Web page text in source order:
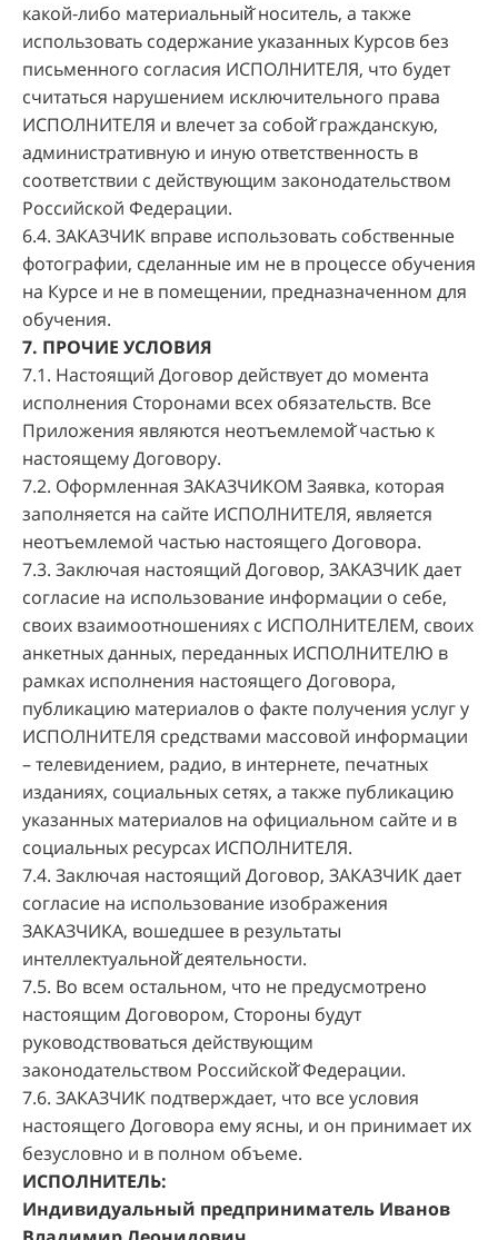
какой-либо материальный̆ носитель, а также
использовать содержание указанных Курсов без
письменного согласия ИСПОЛНИТЕЛЯ, что будет
считаться нарушением исключительного права
ИСПОЛНИТЕЛЯ и влечет за собой̆ гражданскую,
административную и иную ответственность в
соответствии с действующим законодательством
Российской Федерации.
6.4. ЗАКАЗЧИК вправе использовать собственные
фотографии, сделанные им не в процессе обучения
на Курсе и не в помещении, предназначенном для
обучения.
7. ПРОЧИЕ УСЛОВИЯ
7.1. Настоящий Договор действует до момента
исполнения Сторонами всех обязательств. Все
Приложения являются неотъемлемой̆ частью к
настоящему Договору.
7.2. Оформленная ЗАКАЗЧИКОМ Заявка, которая
заполняется на сайте ИСПОЛНИТЕЛЯ, является
неотъемлемой частью настоящего Договора.
7.3. Заключая настоящий Договор, ЗАКАЗЧИК дает
согласие на использование информации о себе,
своих взаимоотношениях с ИСПОЛНИТЕЛЕМ, своих
анкетных данных, переданных ИСПОЛНИТЕЛЮ в
рамках исполнения настоящего Договора,
публикацию материалов о факте получения услуг у
ИСПОЛНИТЕЛЯ средствами массовой информации
– телевидением, радио, в интернете, печатных
изданиях, социальных сетях, а также публикацию
указанных материалов на официальном сайте и в
социальных ресурсах ИСПОЛНИТЕЛЯ.
7.4. Заключая настоящий Договор, ЗАКАЗЧИК дает
согласие на использование изображения
ЗАКАЗЧИКА, вошедшее в результаты
интеллектуальной̆ деятельности.
7.5. Во всем остальном, что не предусмотрено
настоящим Договором, Стороны будут
руководствоваться действующим
законодательством Российской̆ Федерации.
7.6. ЗАКАЗЧИК подтверждает, что все условия
настоящего Договора ему ясны, и он принимает их
безусловно и в полном объеме.
ИСПОЛНИТЕЛЬ:
Индивидуальный предприниматель Иванов